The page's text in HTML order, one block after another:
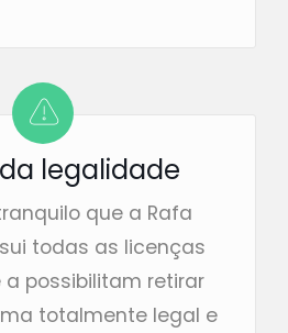
legalidade
que a Rafa
todas as licenças
a possibilitam retirar
totalmente legal e